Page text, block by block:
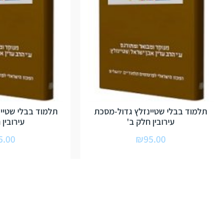
תלמוד בבלי שטיינזלץ גדול-מסכת
עירובין חלק ב'
₪95.00
תלמוד בבלי